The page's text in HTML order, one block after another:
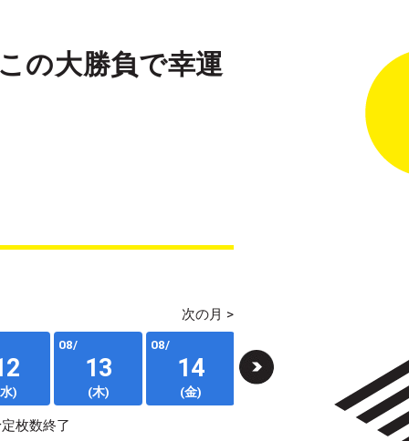
の大勝負で幸運
次の月 >
)
08/
13
(木)
08/
14
(金)
15 16
(日)
枚数終了